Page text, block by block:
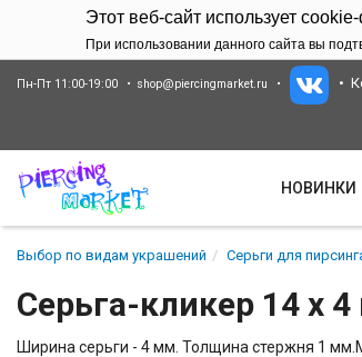
Этот веб-сайт использует
При использовании данного сайта вы
Пн-Пт 11:00-19:00 shop@piercingmarket.ru
НОВИНКИ
Выбор по видам украшений Серьги для
Серьга-кликер 14 х
Ширина серьги - 4 мм. Толщина стержня 1